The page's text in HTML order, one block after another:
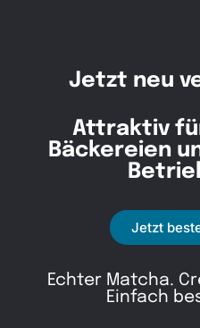
Jetzt neu
Attraktiv
Bäckereien
Jetzt
Echter Matcha.
Einfach